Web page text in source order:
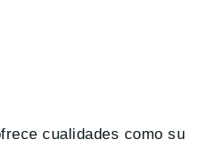
cualidades como su